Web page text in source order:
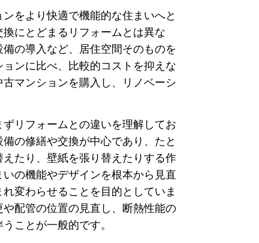
をより快適で機能的な住まいへと
にとどまるリフォームとは異な
の導入など、居住空間そのものを
ンに比べ、比較的コストを抑えな
マンションを購入し、リノベーシ
リフォームとの違いを理解してお
の修繕や交換が中心であり、たと
たり、壁紙を張り替えたりする作
の機能やデザインを根本から見直
変わらせることを目的としていま
配管の位置の見直し、断熱性能の
ことが一般的です。